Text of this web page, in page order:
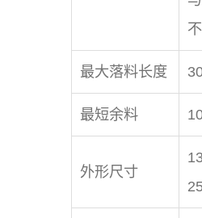
最大落料长度
最短余料
外形尺寸